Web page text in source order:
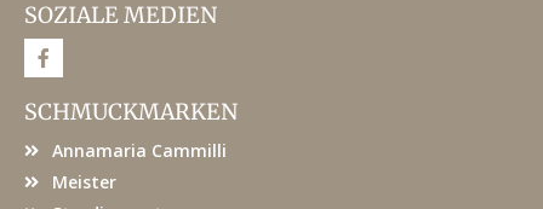
SOZIALE MEDIEN
F
a
e
b
o
SCHMUCKMARKEN
Annamaria Cammilli
Meister